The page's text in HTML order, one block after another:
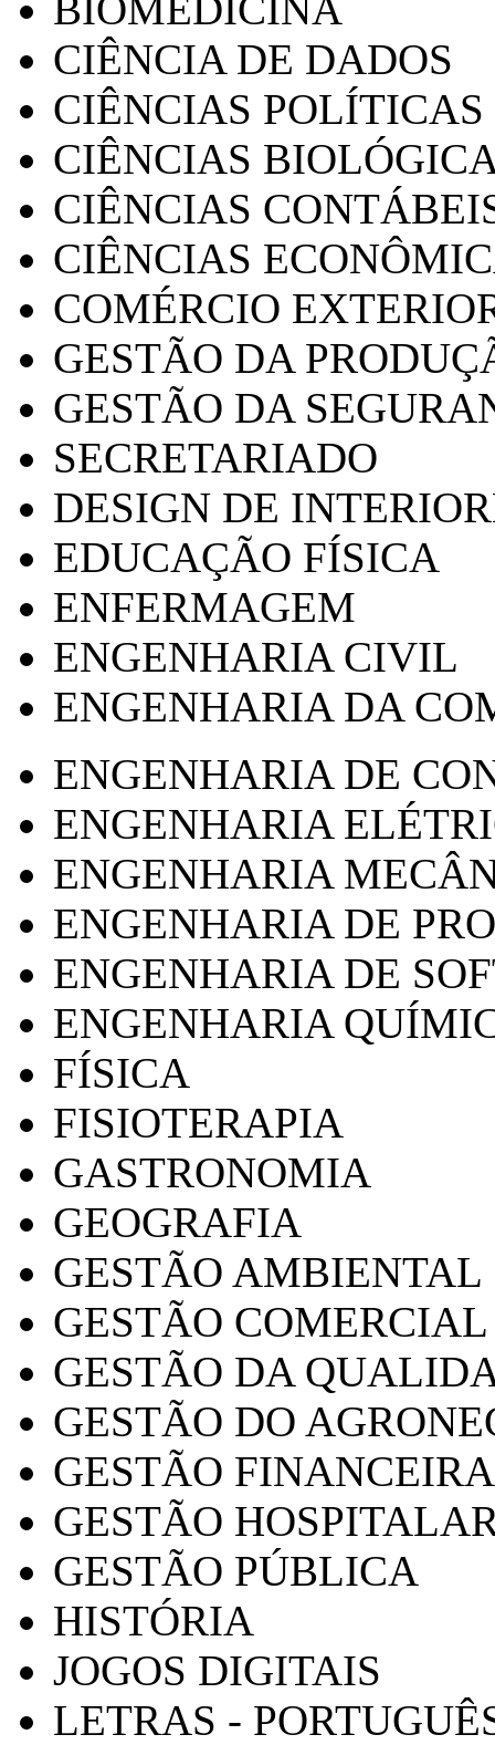
CIÊNCIA DE DADOS
CIÊNCIAS POLÍTICAS
CIÊNCIAS
CIÊNCIAS
CIÊNCIAS
COMÉRCIO
GESTÃO DA
GESTÃO DA
SECRETARIADO
DESIGN DE
EDUCAÇÃO FÍSICA
ENFERMAGEM
ENGENHARIA CIVIL
ENGENHARIA DA
ENGENHARIA DE
ENGENHARIA
ENGENHARIA
ENGENHARIA DE
ENGENHARIA DE
ENGENHARIA
FÍSICA
FISIOTERAPIA
GASTRONOMIA
GEOGRAFIA
GESTÃO AMBIENTAL
GESTÃO COMERCIAL
GESTÃO DA
GESTÃO DO
GESTÃO FINANCEIRA
GESTÃO
GESTÃO PÚBLICA
HISTÓRIA
JOGOS DIGITAIS
LETRAS -